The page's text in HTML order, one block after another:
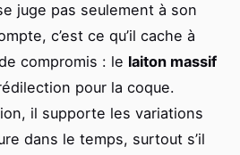
juge pas seulement à son
c’est ce qu’il cache à
compromis : le laiton massif
pour la coque.
il supporte les variations
dans le temps, surtout s’il